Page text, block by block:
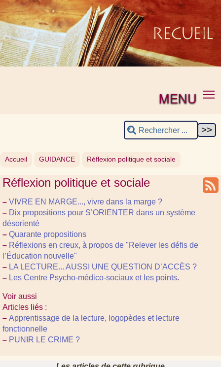
MENU
Accueil GUIDANCE Réflexion politique et sociale
Réflexion politique et sociale
– VIVRE EN MARGE..., vivre dans la marge ?
– Dix propositions pour S’ORIENTER dans un système
désorienté
– Quarante propositions
– Réflexions en creux, à propos de "Relever les défis de
l’Éducation nouvelle"
– LA LECTURE... AUSSI UNE QUESTION D’ACCÈS ?
– Les Centre Psycho-médico-sociaux et les points.
Voir aussi
Articles liés :
– Apprentissage de la lecture, logopèdes et lecture
fonctionnelle
– PUNIR LE CRIME ?